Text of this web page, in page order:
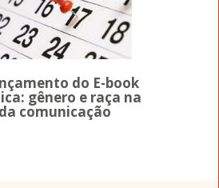
do E-book
gênero e raça na
comunicação